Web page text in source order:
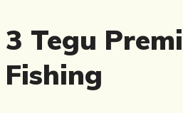
3 Tegu
Fishing